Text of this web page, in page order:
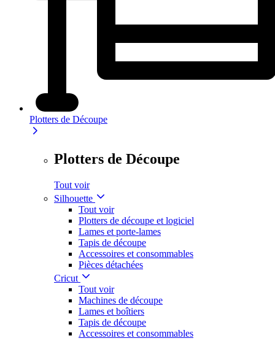
Plotters de Découpe
Plotters de Découpe
Tout voir
Silhouette
Tout voir
Plotters de découpe et logiciel
Lames et porte-lames
Tapis de découpe
Accessoires et consommables
Pièces détachées
Cricut
Tout voir
Machines de découpe
Lames et boîtiers
Tapis de découpe
Accessoires et consommables